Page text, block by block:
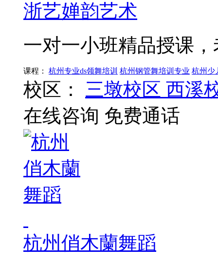
浙艺婵韵艺术
一对一小班精品授课
课程： 杭州专业ds领舞培训 杭州钢管舞培训专业 杭州少
校区： 三墩校区 西溪
在线咨询 免费通话
杭州俏木蘭舞蹈